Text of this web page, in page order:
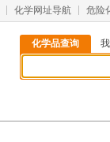
化学网址导航 危险
化学品查询